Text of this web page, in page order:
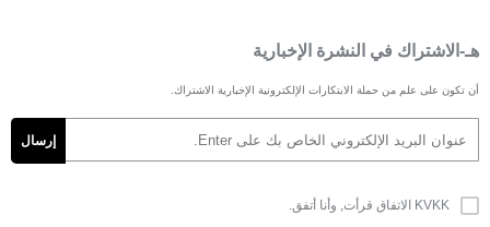
هـ-الاشتراك في النشرة الإخبارية
أن تكون على علم من حملة الابتكارات الإلكترونية الإخبارية الاشتراك.
KVKK الاتفاق قرأت, وأنا أتفق.